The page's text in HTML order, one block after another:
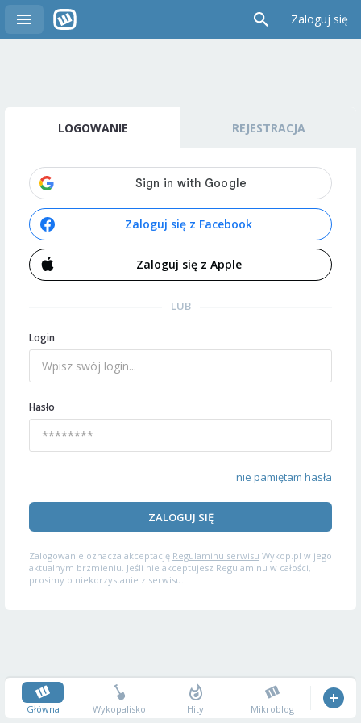
Zaloguj się
LOGOWANIE REJESTRACJA
Zaloguj się z Facebook
Zaloguj się z Apple
LUB
Login
Hasło
nie pamiętam hasła
ZALOGUJ SIĘ
Zalogowanie oznacza akceptację Regulaminu serwisu Wykop.pl w jego
aktualnym brzmieniu. Jeśli nie akceptujesz Regulaminu w całości,
prosimy o niekorzystanie z serwisu.
Główna Wykopalisko Hity Mikroblog